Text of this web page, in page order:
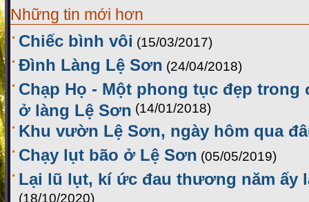
Những tin mới hơn
Chiếc bình vôi (15/03/2017)
Đình Làng Lệ Sơn (24/04/2018)
Chạp Họ - Một phong tục đẹp trong
ở làng Lệ Sơn (14/01/2018)
Khu vườn Lệ Sơn, ngày hôm qua
Chạy lụt bão ở Lệ Sơn (05/05/2019)
Lại lũ lụt, kí ức đau thương năm ấy
(18/10/2020)